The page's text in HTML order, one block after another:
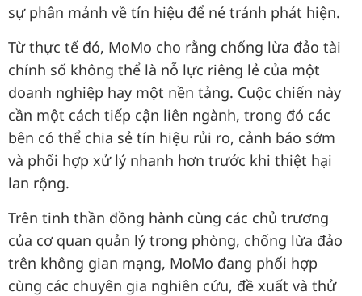
sự phân mảnh về tín hiệu để né tránh phát hiện.
Từ thực tế đó, MoMo cho rằng chống lừa đảo tài
chính số không thể là nỗ lực riêng lẻ của một
doanh nghiệp hay một nền tảng. Cuộc chiến này
cần một cách tiếp cận liên ngành, trong đó các
bên có thể chia sẻ tín hiệu rủi ro, cảnh báo sớm
và phối hợp xử lý nhanh hơn trước khi thiệt hại
lan rộng.
Trên tinh thần đồng hành cùng các chủ trương
của cơ quan quản lý trong phòng, chống lừa đảo
trên không gian mạng, MoMo đang phối hợp
cùng các chuyên gia nghiên cứu, đề xuất và thử